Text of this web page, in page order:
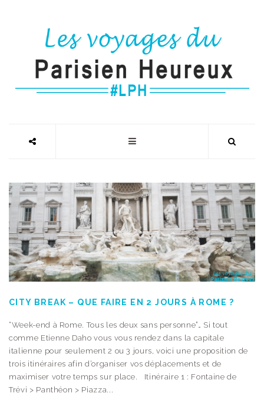
CITY BREAK – QUE FAIRE EN 2 JOURS À ROME ?
“Week-end à Rome. Tous les deux sans personne”… Si tout
comme Etienne Daho vous vous rendez dans la capitale
italienne pour seulement 2 ou 3 jours, voici une proposition de
trois itinéraires afin d’organiser vos déplacements et de
maximiser votre temps sur place. Itinéraire 1 : Fontaine de
Trévi > Panthéon > Piazza...